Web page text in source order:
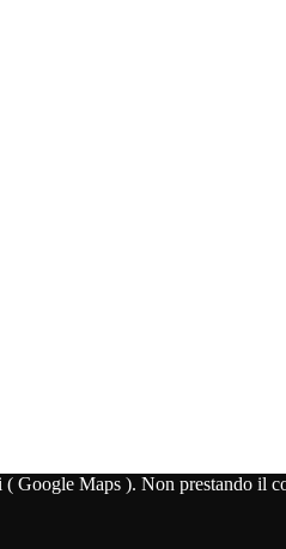
Maps ). Non prestando il